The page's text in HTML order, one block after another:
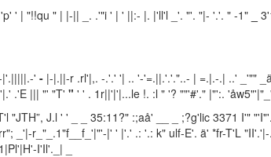
_ 'p' ' | "!!qu " | |-|| _. .'"i ' | ' ||:- |. |'ll'l _'. "'. "|- '.'. " -1"
' - |-|.||-r .rl'|,. -.'.' '| .. '-'=.||.'.'."..- | =.|.-.| ..' _'""
.'E ||| "' "T' " ' ' . 1r||'|'|...le !. :l " '? ""'#'." |"':.
"JTH”, J.l ' ' _ _ 35:11?" :;aå' __ _ ;?g'lic 3371 I'"
_'|-r_"_.1"f__f_'|"'-|' ' |'.' .: '.: k" ulf-E'. ä' *fr-T'L
I'Il'._| _